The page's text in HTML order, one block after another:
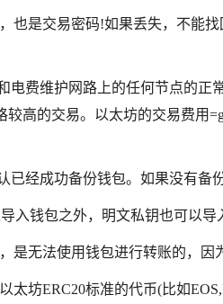
也是交易密码!如果丢失，不能
电费维护网路上的任何节点的
较高的交易。以太坊的交易费用
已经成功备份钱包。如果没有备
入钱包之外，明文私钥也可以
是无法使用钱包进行转账的，因
太坊ERC20标准的代币(比如